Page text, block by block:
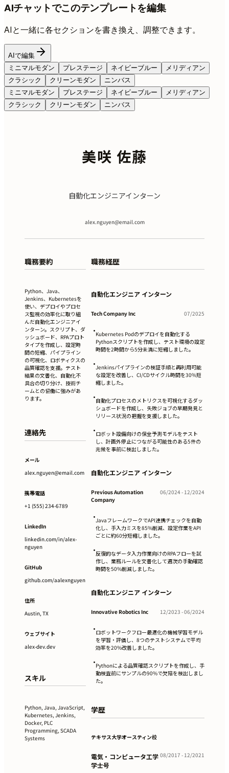
AIチャットでこのテンプレートを編集
AIと一緒に各セクションを書き換え、調整できます。
AIで編集
ミニマルモダン
プレステージ ネイビーブルー
メリディアン
クラシック
クリーンモダン
ニンバス
ミニマルモダン
プレステージ ネイビーブルー
メリディアン
クラシック
クリーンモダン ニンバス
美咲 佐藤
自動化エンジニアインターン
alex.nguyen@email.com
職務要約
Python、Java、
Jenkins、Kubernetesを
使い、デプロイやプロセ
ス監視の効率化に取り組
んだ自動化エンジニアイ
ンターン。スクリプト、ダ
ッシュボード、RPAプロト
タイプを作成し、設定時
間の短縮、パイプライン
の可視化、ロボティクスの
品質確認を支援。テスト
結果の文書化、自動化不
具合の切り分け、技術チ
ームとの協働に強みがあ
ります。
連絡先
メール
alex.nguyen@email.com
携帯電話
+1 (555) 234-6789
LinkedIn
linkedin.com/in/alex-
nguyen
GitHub
github.com/aalexnguyen
住所
Austin, TX
ウェブサイト
alex-dev.dev
スキル
Python, Java, JavaScript,
Kubernetes, Jenkins,
Docker, PLC
Programming, SCADA
Systems
職務経歴
自動化エンジニア インターン
Tech Company Inc 07/2025
•Kubernetes Podのデプロイを自動化する
Pythonスクリプトを作成し、テスト環境の設定
時間を2時間から5分未満に短縮しました。
•Jenkinsパイプラインの検証手順と再利用可能
な設定を改善し、CI/CDサイクル時間を30%短
縮しました。
•自動化プロセスのメトリクスを可視化するダッ
シュボードを作成し、失敗ジョブの早期発見と
リリース状況の把握を支援しました。
•ロボット設備向けの保全予測モデルをテスト
し、計画外停止につながる可能性のある5件の
兆候を事前に検出しました。
自動化エンジニア インターン
Previous Automation
Company
06/2024 - 12/2024
•JavaフレームワークでAPI連携チェックを自動
化し、手入力ミスを85%削減、設定作業をAPI
ごとに約60分短縮しました。
•反復的なデータ入力作業向けのRPAフローを試
作し、業務ルールを文書化して週次の手動確認
時間を50%削減しました。
自動化エンジニア インターン
Innovative Robotics Inc 12/2023 - 06/2024
•ロボットワークフロー最適化の機械学習モデル
を学習・評価し、8つのテストシステムで平均
効率を20%改善しました。
•Pythonによる品質確認スクリプトを作成し、手
動検査前にサンプルの90%で欠陥を検出しまし
た。
学歴
テキサス大学オースティン校
電気・コンピュータ工学
学士号
08/2017 - 12/2021